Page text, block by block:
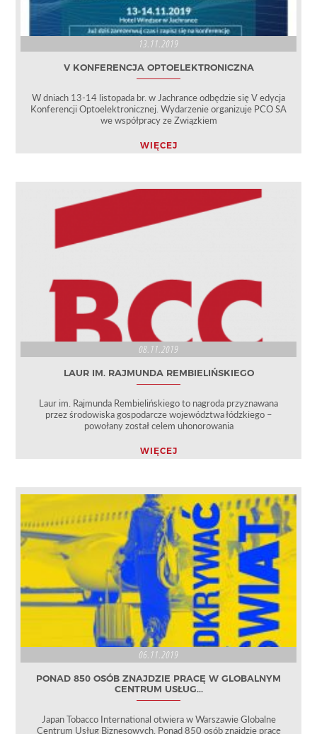
13.11.2019
V KONFERENCJA OPTOELEKTRONICZNA
W dniach 13-14 listopada br. w Jachrance odbędzie się V edycja
Konferencji Optoelektronicznej. Wydarzenie organizuje PCO SA
we współpracy ze Związkiem
WIĘCEJ
08.11.2019
LAUR IM. RAJMUNDA REMBIELIŃSKIEGO
Laur im. Rajmunda Rembielińskiego to nagroda przyznawana
przez środowiska gospodarcze województwa łódzkiego –
powołany został celem uhonorowania
WIĘCEJ
06.11.2019
PONAD 850 OSÓB ZNAJDZIE PRACĘ W GLOBALNYM
CENTRUM USŁUG...
Japan Tobacco International otwiera w Warszawie Globalne
Centrum Usług Biznesowych. Ponad 850 osób znajdzie pracę